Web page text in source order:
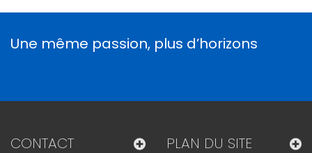
Une même passion, plus d’horizons
CONTACT PLAN DU SITE